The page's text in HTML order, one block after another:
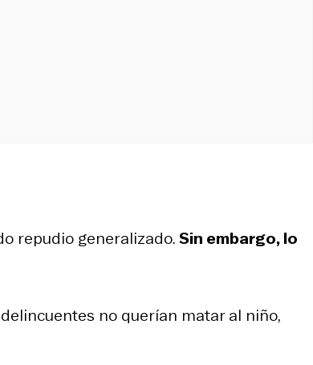
repudio generalizado.Sin embargo, lo
no querían matar al niño,